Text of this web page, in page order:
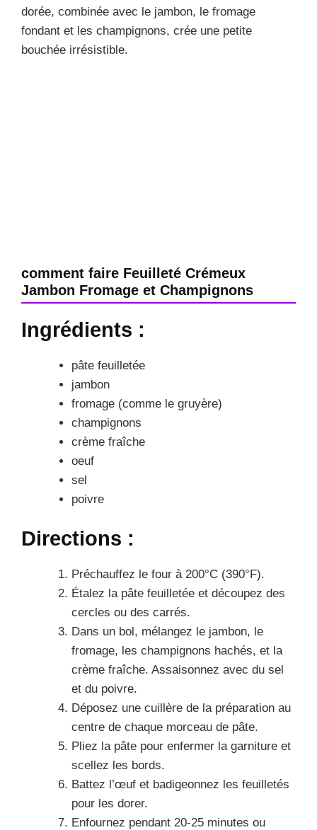
dorée, combinée avec le jambon, le fromage
fondant et les champignons, crée une petite
bouchée irrésistible.
comment faire Feuilleté Crémeux
Jambon Fromage et Champignons
Ingrédients :
pâte feuilletée
jambon
fromage (comme le gruyère)
champignons
crème fraîche
oeuf
sel
poivre
Directions :
Préchauffez le four à 200°C (390°F).
Étalez la pâte feuilletée et découpez des
cercles ou des carrés.
Dans un bol, mélangez le jambon, le
fromage, les champignons hachés, et la
crème fraîche. Assaisonnez avec du sel
et du poivre.
Déposez une cuillère de la préparation au
centre de chaque morceau de pâte.
Pliez la pâte pour enfermer la garniture et
scellez les bords.
Battez l’œuf et badigeonnez les feuilletés
pour les dorer.
Enfournez pendant 20-25 minutes ou